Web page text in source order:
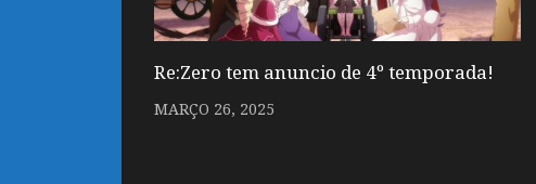
Re:Zero tem anuncio de 4º temporada!
MARÇO 26, 2025